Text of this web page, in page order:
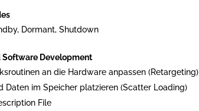
Dormant, Shutdown
Software Development
an die Hardware anpassen (Retargeting)
Daten im Speicher platzieren (Scatter Loading)
File